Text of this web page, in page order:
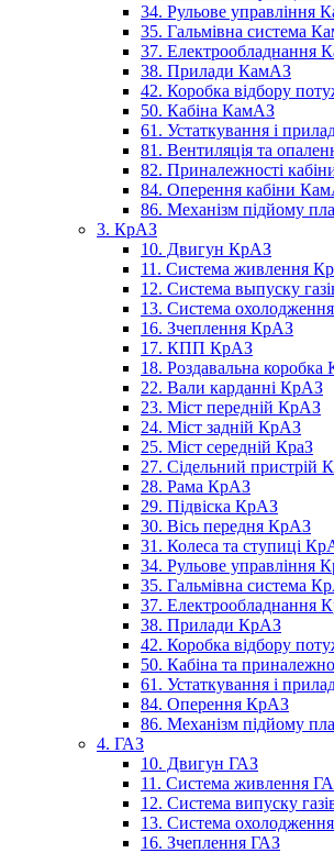
34. Рульове управління
35. Гальмівна система
37. Електрообладнання
38. Прилади КамАЗ
42. Коробка відбору
50. Кабіна КамАЗ
61. Устаткування і
81. Вентиляція та
82. Приналежності
84. Оперення кабіни
86. Механізм підйому
3. КрАЗ
10. Двигун КрАЗ
11. Система живлення
12. Система выпуску
13. Система
16. Зчеплення КрАЗ
17. КПП КрАЗ
18. Роздавальна
22. Вали карданні КрАЗ
23. Міст передній КрАЗ
24. Міст задній КрАЗ
25. Міст середній КраЗ
27. Сідельний пристрій
28. Рама КрАЗ
29. Підвіска КрАЗ
30. Вісь передня КрАЗ
31. Колеса та ступиці
34. Рульове управління
35. Гальмівна система
37. Електрообладнання
38. Прилади КрАЗ
42. Коробка відбору
50. Кабіна та
61. Устаткування і
84. Оперення КрАЗ
86. Механізм підйому
4. ГАЗ
10. Двигун ГАЗ
11. Система живлення
12. Система випуску
13. Система
16. Зчеплення ГАЗ